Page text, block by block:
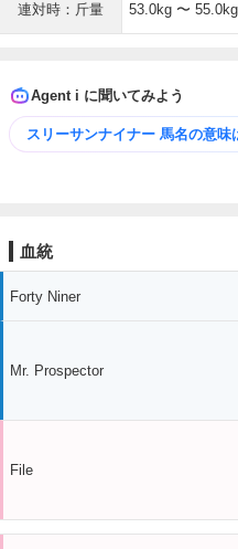
連対時：斤量 53.0kg 〜 55.0kg
Agent i に聞いてみよう
スリーサンナイナー 馬名の意味
血統
Forty Niner
Mr. Prospector
File